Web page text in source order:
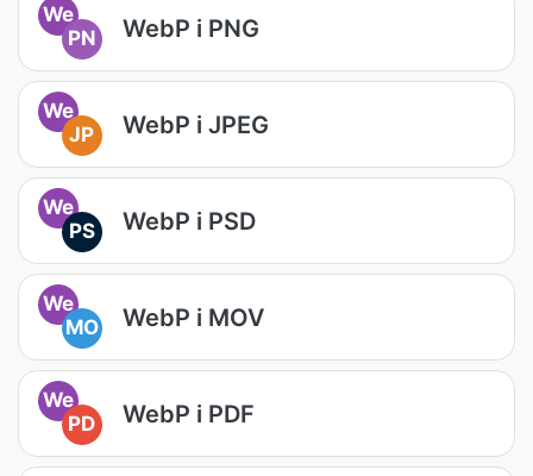
We
PN
WebP i PNG
We
JP
WebP i JPEG
We
PS
WebP i PSD
We
MO
WebP i MOV
We
PD
WebP i PDF